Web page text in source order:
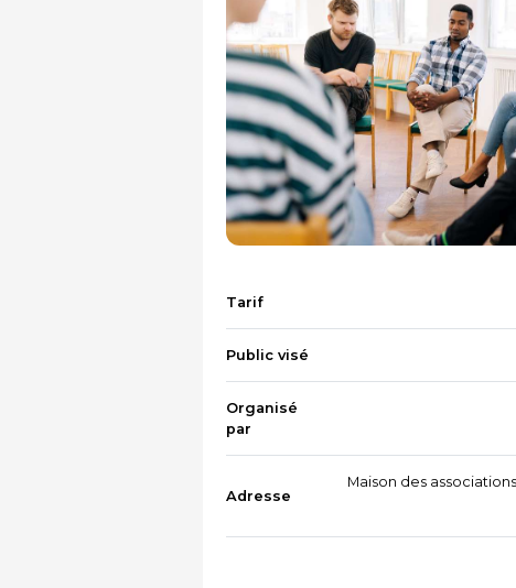
Tarif
Public visé
Organisé
par
Adresse
Maison des